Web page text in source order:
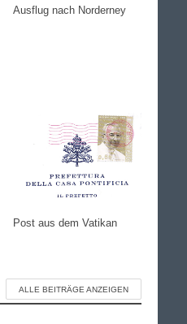
Ausflug nach Norderney
Post aus dem Vatikan
ALLE BEITRÄGE ANZEIGEN